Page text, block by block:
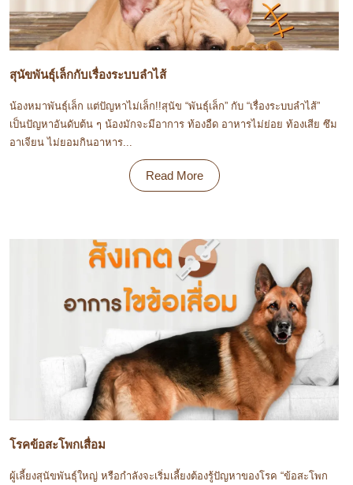
สุนัขพันธุ์เล็กกับเรื่องระบบลำไส้
น้องหมาพันธุ์เล็ก แต่ปัญหาไม่เล็ก!!สุนัข “พันธุ์เล็ก” กับ “เรื่องระบบลำไส้”
เป็นปัญหาอันดับต้น ๆ น้องมักจะมีอาการ ท้องอืด อาหารไม่ย่อย ท้องเสีย ซึม
อาเจียน ไม่ยอมกินอาหาร...
Read More
โรคข้อสะโพกเสื่อม
ผู้เลี้ยงสุนัขพันธุ์ใหญ่ หรือกำลังจะเริ่มเลี้ยงต้องรู้ปัญหาของโรค “ข้อสะโพก